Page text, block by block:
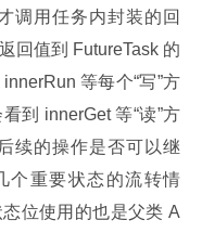
调用任务内封装的回
回值到 FutureTask 的
等每个“写”方
到 innerGet 等“读”方
续的操作是否可以继
个重要状态的流转情
位使用的也是父类 A